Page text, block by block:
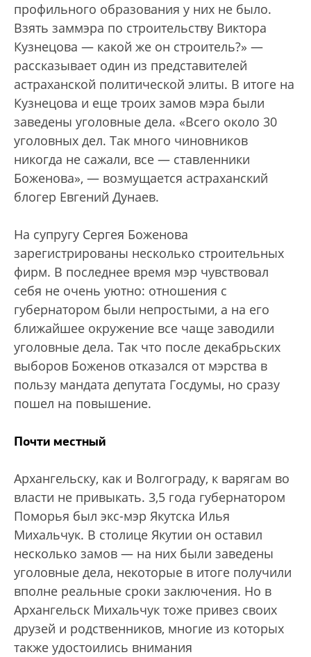
профильного образования у них не было.
Взять заммэра по строительству Виктора
Кузнецова — какой же он строитель?» —
рассказывает один из представителей
астраханской политической элиты. В итоге на
Кузнецова и еще троих замов мэра были
заведены уголовные дела. «Всего около 30
уголовных дел. Так много чиновников
никогда не сажали, все — ставленники
Боженова», — возмущается астраханский
блогер Евгений Дунаев.
На супругу Сергея Боженова
зарегистрированы несколько строительных
фирм. В последнее время мэр чувствовал
себя не очень уютно: отношения с
губернатором были непростыми, а на его
ближайшее окружение все чаще заводили
уголовные дела. Так что после декабрьских
выборов Боженов отказался от мэрства в
пользу мандата депутата Госдумы, но сразу
пошел на повышение.
Почти местный
Архангельску, как и Волгограду, к варягам во
власти не привыкать. 3,5 года губернатором
Поморья был экс-мэр Якутска Илья
Михальчук. В столице Якутии он оставил
несколько замов — на них были заведены
уголовные дела, некоторые в итоге получили
вполне реальные сроки заключения. Но в
Архангельск Михальчук тоже привез своих
друзей и родственников, многие из которых
также удостоились внимания